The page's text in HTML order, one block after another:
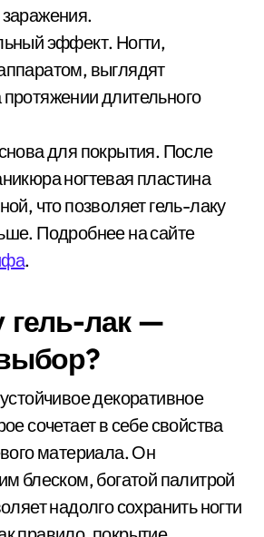
эффект. Ногти,
выглядят
длительного
для покрытия. После
ногтевая пластина
что позволяет гель-лаку
Подробнее на сайте
.
гель-лак —
декоративное
сочетает в себе свойства
материала. Он
блеском, богатой палитрой
надолго сохранить ногти